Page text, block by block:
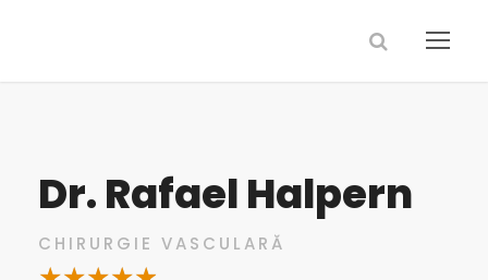
Dr. Rafael Halpern
CHIRURGIE VASCULARĂ